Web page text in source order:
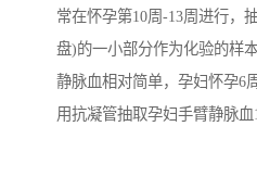
常在怀孕第10周-13周进行，
盘)的一小部分作为化验的样
静脉血相对简单，孕妇怀孕6
用抗凝管抽取孕妇手臂静脉血